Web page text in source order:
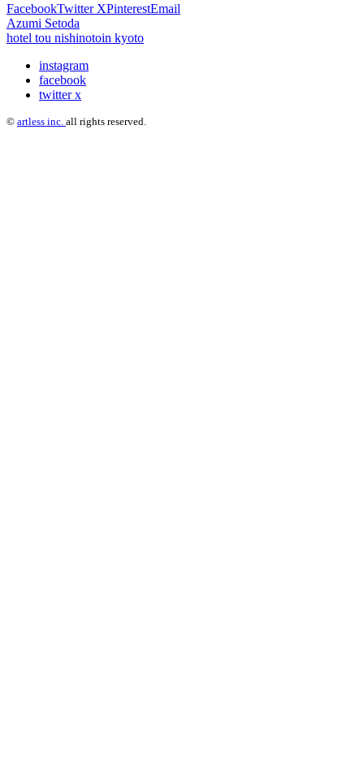
FacebookTwitter XPinterestEmail
Azumi Setoda
hotel tou nishinotoin kyoto
instagram
facebook
twitter x
© artless inc. all rights reserved.